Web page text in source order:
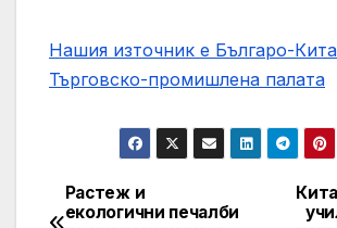
Нашия източник е Българо-
Търговско-промишлена палaта
Post
Растеж и
екологични печалби